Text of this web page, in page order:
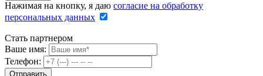
Нажимая на кнопку, я даю согласие на обработку
персональных данных
Стать партнером
Ваше имя:
Телефон: